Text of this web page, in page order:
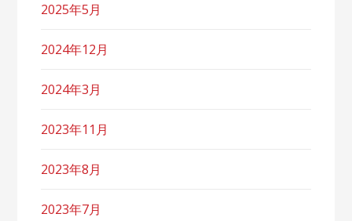
2025年5月
2024年12月
2024年3月
2023年11月
2023年8月
2023年7月